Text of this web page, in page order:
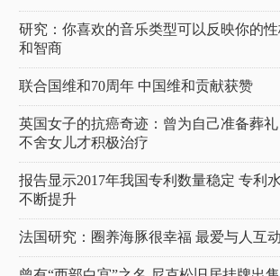
研究：你喜欢的音乐类型可以反映你的性
和智商
联合国维和70周年 中国维和贡献获赞
英国女子的抗癌奇迹：曾为自己准备葬礼
不舍女儿才积极治疗
报告显示2017年我国专利数量稳定 专利
不断提升
法国研究：圈养海豚很幸福 最爱与人互动